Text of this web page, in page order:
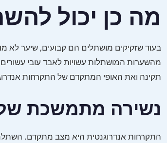
מה כן יכול
מהשערות המושתלות עשויות לאבד עובי
תקינה ואת האופי המתקדם של התקרחות
נשירה מתמשכת
התקרחות אנדרוגנטית היא מצב מתקדם. השתלת